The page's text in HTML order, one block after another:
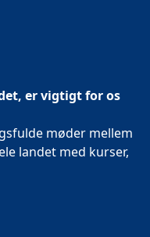
er vigtigt for os
møder mellem
landet med kurser,